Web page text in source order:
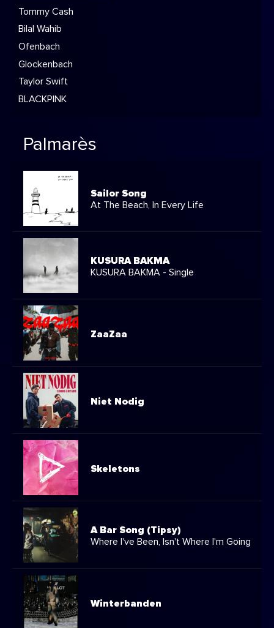
Tommy Cash
Bilal Wahib
Ofenbach
Glockenbach
Taylor Swift
BLACKPINK
Palmarès
Sailor Song
At The Beach, In Every Life
KUSURA BAKMA
KUSURA BAKMA - Single
ZaaZaa
Niet Nodig
Skeletons
A Bar Song (Tipsy)
Where I've Been, Isn't Where I'm Going
Winterbanden